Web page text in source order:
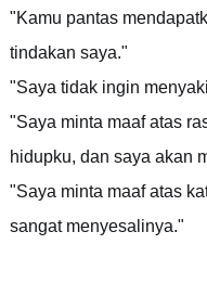
"Kamu pantas
tindakan saya."
"Saya tidak ingin
"Saya minta maaf atas
hidupku, dan saya akan
"Saya minta maaf atas
sangat menyesalinya."